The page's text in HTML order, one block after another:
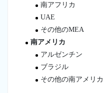
南アフリカ
UAE
その他のMEA
南アメリカ
アルゼンチン
ブラジル
その他の南アメリカ